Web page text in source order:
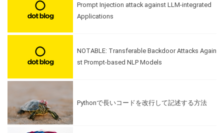
Prompt Injection attack against LLM-integrated
Applications
NOTABLE: Transferable Backdoor Attacks Again
st Prompt-based NLP Models
Pythonで長いコードを改行して記述する方法